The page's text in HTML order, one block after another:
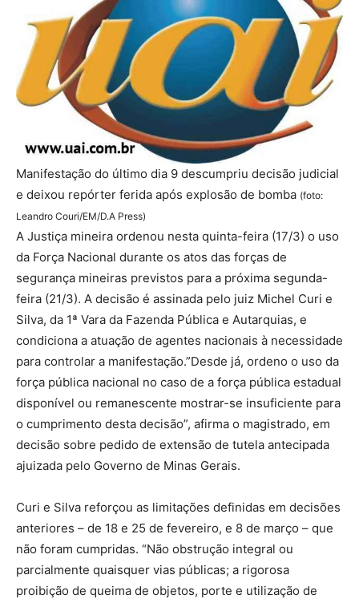
Manifestação do último dia 9 descumpriu decisão judicial
e deixou repórter ferida após explosão de bomba (foto:
Leandro Couri/EM/D.A Press)
A Justiça mineira ordenou nesta quinta-feira (17/3) o uso
da Força Nacional durante os atos das forças de
segurança mineiras previstos para a próxima segunda-
feira (21/3). A decisão é assinada pelo juiz Michel Curi e
Silva, da 1ª Vara da Fazenda Pública e Autarquias, e
condiciona a atuação de agentes nacionais à necessidade
para controlar a manifestação.”Desde já, ordeno o uso da
força pública nacional no caso de a força pública estadual
disponível ou remanescente mostrar-se insuficiente para
o cumprimento desta decisão”, afirma o magistrado, em
decisão sobre pedido de extensão de tutela antecipada
ajuizada pelo Governo de Minas Gerais.
Curi e Silva reforçou as limitações definidas em decisões
anteriores – de 18 e 25 de fevereiro, e 8 de março – que
não foram cumpridas. “Não obstrução integral ou
parcialmente quaisquer vias públicas; a rigorosa
proibição de queima de objetos, porte e utilização de